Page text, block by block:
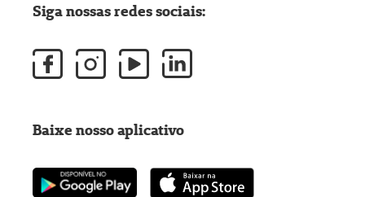
Siga nossas redes sociais:
Baixe nosso aplicativo